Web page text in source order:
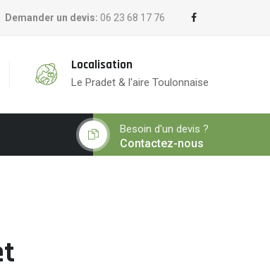
Demander un devis: 06 23 68 17 76
Localisation
Le Pradet & l'aire Toulonnaise
Besoin d'un devis ?
Contactez-nous